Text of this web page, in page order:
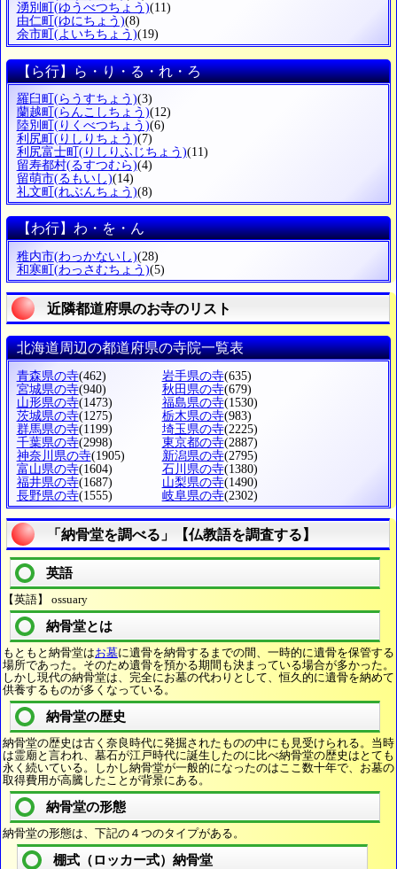
湧別町 (ゆうべつちょう)(11)
由仁町 (ゆにちょう)(8)
余市町 (よいちちょう)(19)
【ら行】ら・り・る・れ・ろ
羅臼町 (らうすちょう)(3)
蘭越町 (らんこしちょう)(12)
陸別町 (りくべつちょう)(6)
利尻町 (りしりちょう)(7)
利尻富士町 (りしりふじちょう)(11)
留寿都村(るすつむら)(4)
留萌市(るもいし)(14)
礼文町 (れぶんちょう)(8)
【わ行】わ・を・ん
稚内市(わっかないし)(28)
和寒町 (わっさむちょう)(5)
近隣都道府県のお寺のリスト
北海道周辺の都道府県の寺院一覧表
青森県の寺(462) 岩手県の寺(635)
宮城県の寺(940) 秋田県の寺(679)
山形県の寺(1473) 福島県の寺(1530)
茨城県の寺(1275) 栃木県の寺(983)
群馬県の寺(1199) 埼玉県の寺(2225)
千葉県の寺(2998) 東京都の寺(2887)
神奈川県の寺(1905) 新潟県の寺(2795)
富山県の寺(1604) 石川県の寺(1380)
福井県の寺(1687) 山梨県の寺(1490)
長野県の寺(1555) 岐阜県の寺(2302)
「納骨堂を調べる」【仏教語を調査する】
英語
【英語】 ossuary
納骨堂とは
もともと納骨堂はお墓に遺骨を納骨するまでの間、一時的に遺骨を保管する
場所であった。そのため遺骨を預かる期間も決まっている場合が多かった。
しかし現代の納骨堂は、完全にお墓の代わりとして、恒久的に遺骨を納めて
供養するものが多くなっている。
納骨堂の歴史
納骨堂の歴史は古く奈良時代に発掘されたものの中にも見受けられる。当時
は霊廟と言われ、墓石が江戸時代に誕生したのに比べ納骨堂の歴史はとても
永く続いている。しかし納骨堂が一般的になったのはここ数十年で、お墓の
取得費用が高騰したことが背景にある。
納骨堂の形態
納骨堂の形態は、下記の４つのタイプがある。
棚式（ロッカー式）納骨堂